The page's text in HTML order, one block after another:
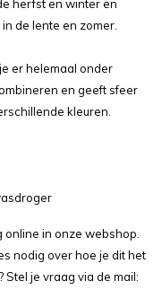
herfst en winter en
de lente en zomer.
er helemaal onder
en geeft sfeer
kleuren.
in onze webshop.
nodig over hoe je dit het
je vraag via de mail: